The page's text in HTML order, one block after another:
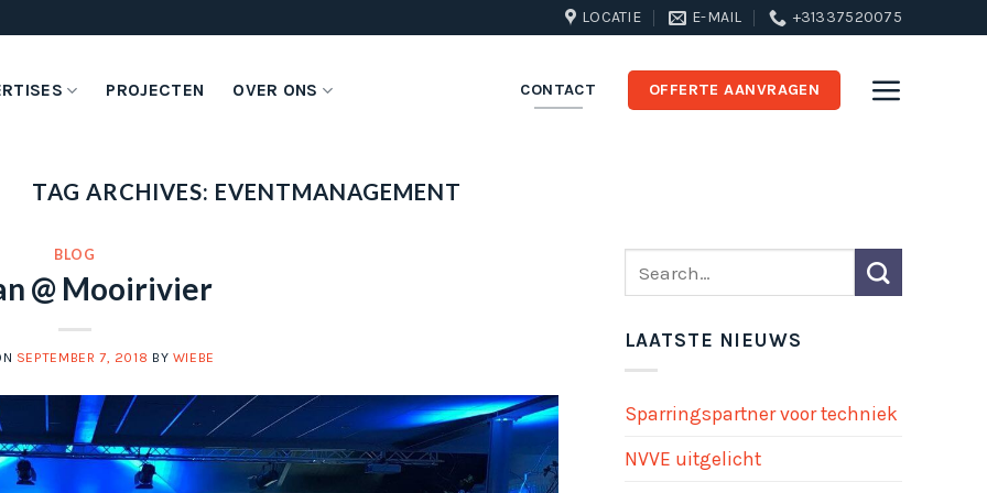
LOCATIE E-MAIL +31337520075
PROJECTEN OVER ONS CONTACT OFFERTE AANVRAGEN
TAG ARCHIVES: EVENTMANAGEMENT
BLOG
@ Mooirivier
SEPTEMBER 7, 2018 BY WIEBE
LAATSTE NIEUWS
Sparringspartner voor techniek
NVVE uitgelicht